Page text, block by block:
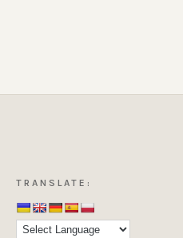
TRANSLATE: